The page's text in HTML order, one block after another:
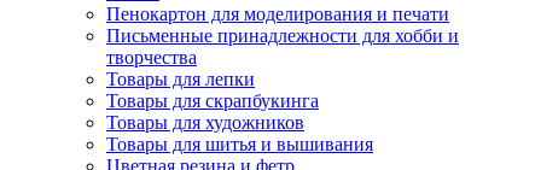
Пенокартон для моделирования и печати
Письменные принадлежности для хобби и
творчества
Товары для лепки
Товары для скрапбукинга
Товары для художников
Товары для шитья и вышивания
Цветная резина и фетр